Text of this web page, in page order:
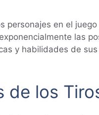
personajes en el
las
y habilidades de
de los